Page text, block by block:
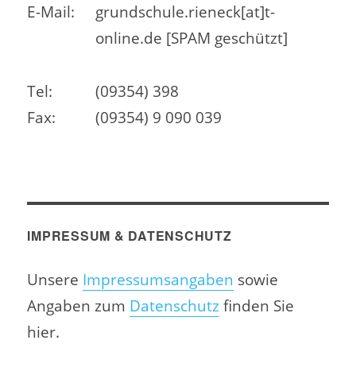
E-Mail:
grundschule.rieneck[at]t-
online.de [SPAM geschützt]
Tel:
(09354) 398
Fax:
(09354) 9 090 039
IMPRESSUM & DATENSCHUTZ
Unsere Impressumsangaben sowie
Angaben zum Datenschutzfinden Sie
hier.